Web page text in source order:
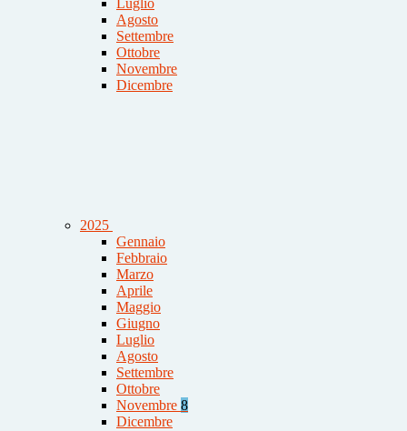
Luglio
Agosto
Settembre
Ottobre
Novembre
Dicembre
2025
Gennaio
Febbraio
Marzo
Aprile
Maggio
Giugno
Luglio
Agosto
Settembre
Ottobre
Novembre 8
Dicembre